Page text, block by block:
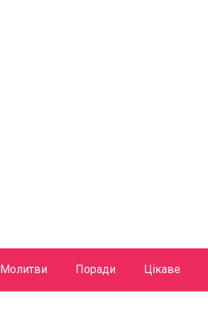
Молитви Поради Цікаве